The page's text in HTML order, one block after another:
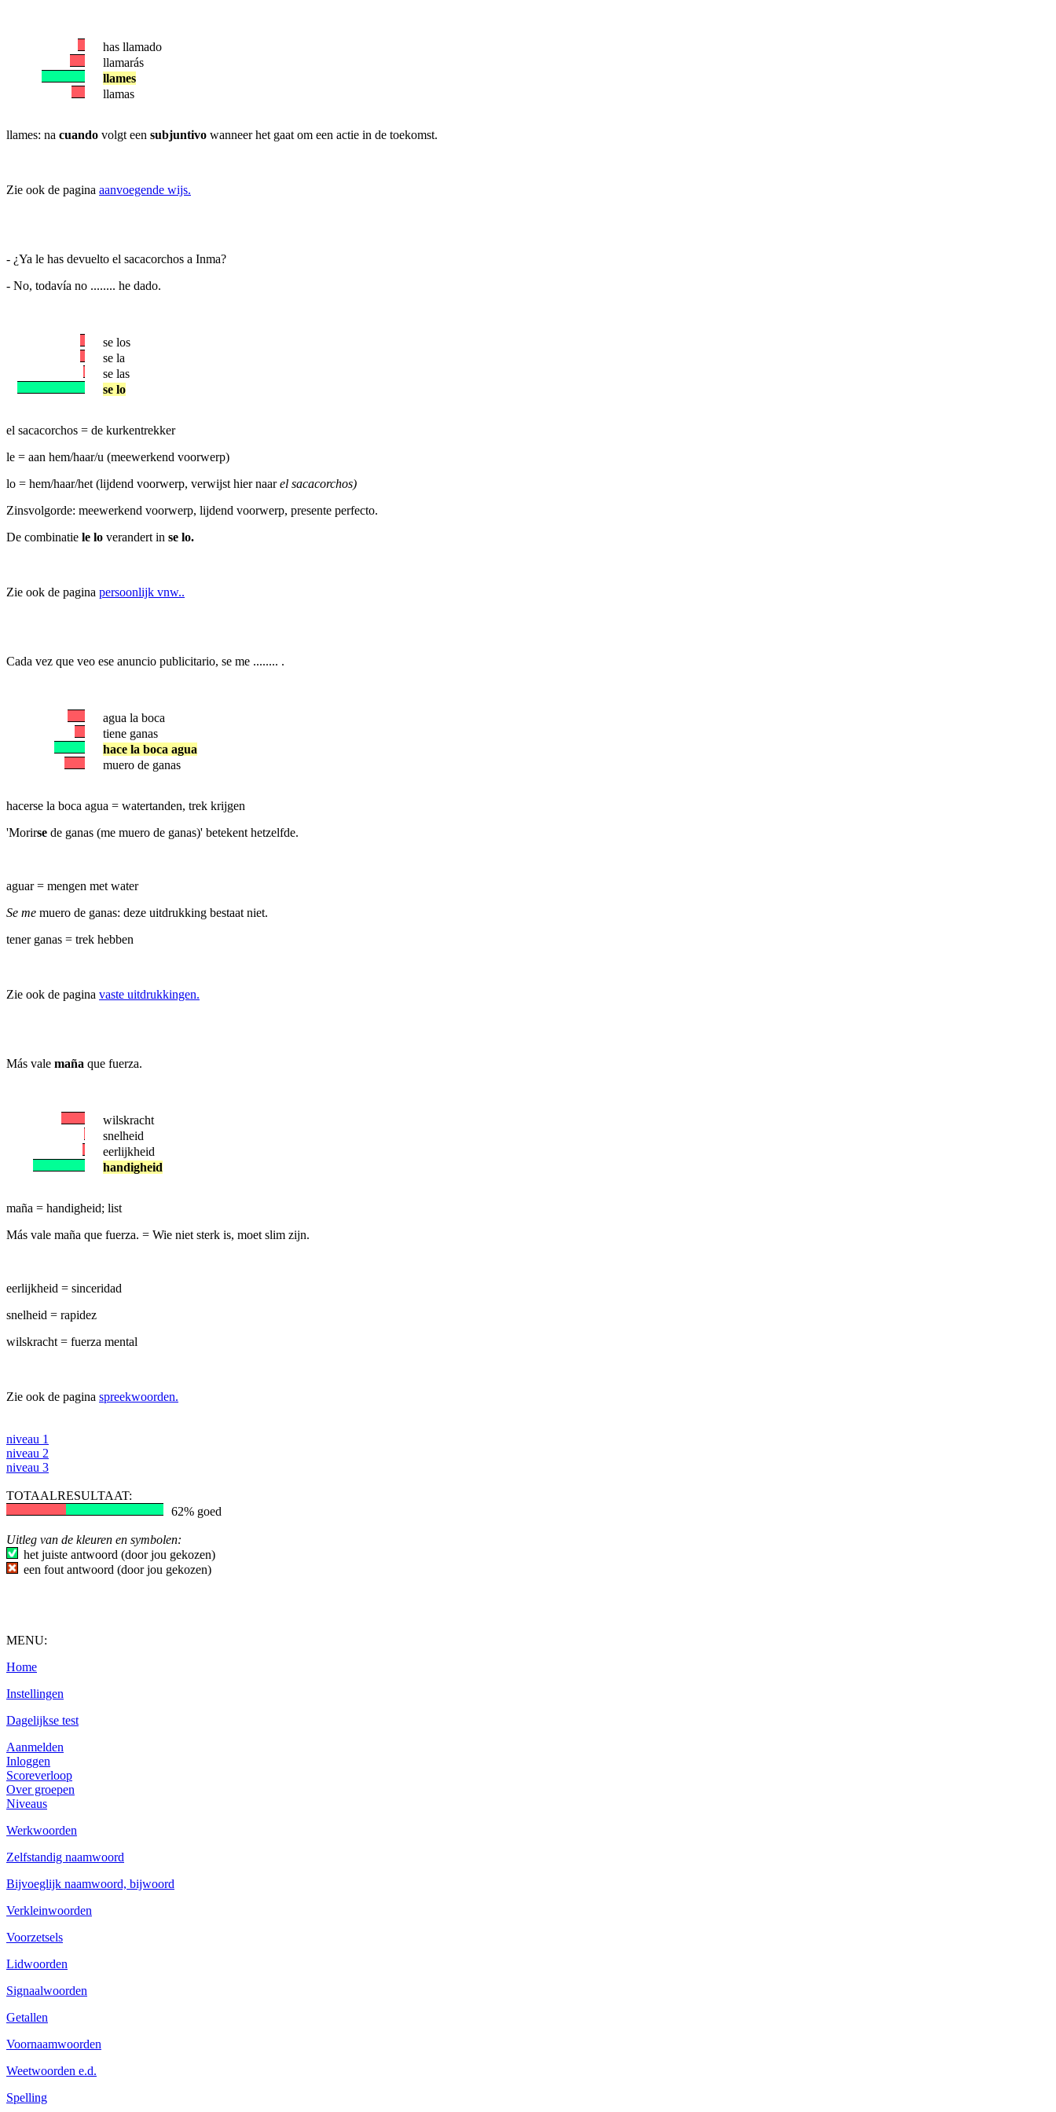
has llamado
llamarás
llames
llamas
llames: na cuando volgt een subjuntivo wanneer het gaat om een actie in de toekomst.
Zie ook de pagina aanvoegende wijs.
- ¿Ya le has devuelto el sacacorchos a Inma?
- No, todavía no ........ he dado.
se los
se la
se las
se lo
el sacacorchos = de kurkentrekker
le = aan hem/haar/u (meewerkend voorwerp)
lo = hem/haar/het (lijdend voorwerp, verwijst hier naarel sacacorchos)
Zinsvolgorde: meewerkend voorwerp, lijdend voorwerp, presente perfecto.
De combinatie le lo verandert in se lo.
Zie ook de pagina persoonlijk vnw..
Cada vez que veo ese anuncio publicitario, se me ........ .
agua la boca
tiene ganas
hace la boca agua
muero de ganas
hacerse la boca agua = watertanden, trek krijgen
'Morirse de ganas (me muero de ganas)' betekent hetzelfde.
aguar = mengen met water
Se me muero de ganas: deze uitdrukking bestaat niet.
tener ganas = trek hebben
Zie ook de pagina vaste uitdrukkingen.
Más vale maña que fuerza.
wilskracht
snelheid
eerlijkheid
handigheid
maña = handigheid; list
Más vale maña que fuerza. = Wie niet sterk is, moet slim zijn.
eerlijkheid = sinceridad
snelheid = rapidez
wilskracht = fuerza mental
Zie ook de pagina spreekwoorden.
niveau 1
niveau 2
niveau 3
TOTAALRESULTAAT:
62% goed
Uitleg van de kleuren en symbolen:
het juiste antwoord (door jou gekozen)
een fout antwoord (door jou gekozen)
MENU:
Home
Instellingen
Dagelijkse test
Aanmelden
Inloggen
Scoreverloop
Over groepen
Niveaus
Werkwoorden
Zelfstandig naamwoord
Bijvoeglijk naamwoord, bijwoord
Verkleinwoorden
Voorzetsels
Lidwoorden
Signaalwoorden
Getallen
Voornaamwoorden
Weetwoorden e.d.
Spelling